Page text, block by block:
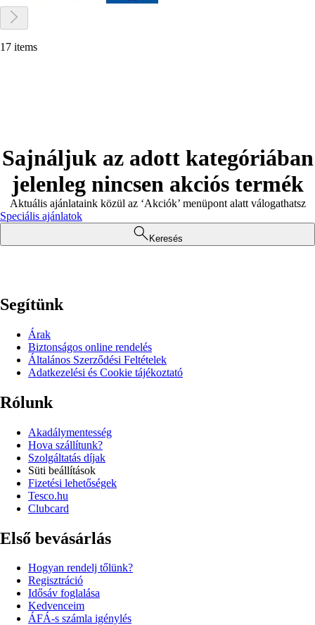
17 items
Sajnáljuk az adott kategóriában
jelenleg nincsen akciós termék
Aktuális ajánlataink közül az ‘Akciók’ menüpont alatt válogathatsz
Speciális ajánlatok
Keresés
Segítünk
Árak
Biztonságos online rendelés
Általános Szerződési Feltételek
Adatkezelési és Cookie tájékoztató
Rólunk
Akadálymentesség
Hova szállítunk?
Szolgáltatás díjak
Süti beállítások
Fizetési lehetőségek
Tesco.hu
Clubcard
Első bevásárlás
Hogyan rendelj tőlünk?
Regisztráció
Idősáv foglalása
Kedvenceim
ÁFÁ-s számla igénylés